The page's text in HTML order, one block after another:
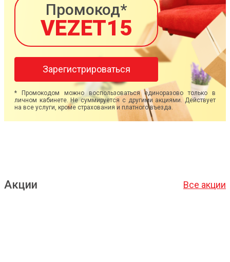
Промокод*
VEZET15
Зарегистрироваться
* Промокодом можно воспользоваться единоразово только в
личном кабинете. Не суммируется с другими акциями. Действует
на все услуги, кроме страхования и платного въезда.
Акции Все акции